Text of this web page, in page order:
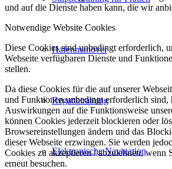
Hafenmanöver
Regattatraining
Elektronische Navigation
und auf die Dienste haben kann, die wir
Notwendige Website Cookies
Diese Cookies sind unbedingt erforderlich,
Webseite verfügbaren Dienste und
stellen.
Da diese Cookies für die auf unserer
und Funktionen unbedingt erforderlich sind,
Auswirkungen auf die Funktionsweise
können Cookies jederzeit blockieren oder
Browsereinstellungen ändern und das
dieser Webseite erzwingen. Sie werden
Cookies zu akzeptieren / abzulehnen, wenn
erneut besuchen.